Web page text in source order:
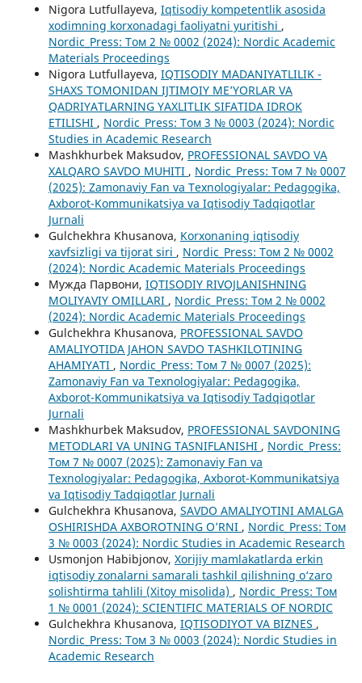
Nigora Lutfullayeva, Iqtisodiy kompetentlik asosida
xodimning korxonadagi faoliyatni yuritishi ,
Nordic_Press: Том 2 № 0002 (2024): Nordic Academic
Materials Proceedings
Nigora Lutfullayeva, IQTISODIY MADANIYATLILIK -
SHAXS TOMONIDAN IJTIMOIY ME’YORLAR VA
QADRIYATLARNING YAXLITLIK SIFATIDA IDROK
ETILISHI , Nordic_Press: Том 3 № 0003 (2024): Nordic
Studies in Academic Research
Mashkhurbek Maksudov, PROFESSIONAL SAVDO VA
XALQARO SAVDO MUHITI , Nordic_Press: Том 7 № 0007
(2025): Zamonaviy Fan va Texnologiyalar: Pedagogika,
Axborot-Kommunikatsiya va Iqtisodiy Tadqiqotlar
Jurnali
Gulchekhra Khusanova, Korxonaning iqtisodiy
xavfsizligi va tijorat siri , Nordic_Press: Том 2 № 0002
(2024): Nordic Academic Materials Proceedings
Мужда Парвони, IQTISODIY RIVOJLANISHNING
MOLIYAVIY OMILLARI , Nordic_Press: Том 2 № 0002
(2024): Nordic Academic Materials Proceedings
Gulchekhra Khusanova, PROFESSIONAL SAVDO
AMALIYOTIDA JAHON SAVDO TASHKILOTINING
AHAMIYATI , Nordic_Press: Том 7 № 0007 (2025):
Zamonaviy Fan va Texnologiyalar: Pedagogika,
Axborot-Kommunikatsiya va Iqtisodiy Tadqiqotlar
Jurnali
Mashkhurbek Maksudov, PROFESSIONAL SAVDONING
METODLARI VA UNING TASNIFLANISHI , Nordic_Press:
Том 7 № 0007 (2025): Zamonaviy Fan va
Texnologiyalar: Pedagogika, Axborot-Kommunikatsiya
va Iqtisodiy Tadqiqotlar Jurnali
Gulchekhra Khusanova, SAVDO AMALIYOTINI AMALGA
OSHIRISHDA AXBOROTNING O’RNI , Nordic_Press: Том
3 № 0003 (2024): Nordic Studies in Academic Research
Usmonjon Habibjonov, Xorijiy mamlakatlarda erkin
iqtisodiy zonalarni samarali tashkil qilishning o‘zaro
solishtirma tahlili (Xitoy misolida) , Nordic_Press: Том
1 № 0001 (2024): SCIENTIFIC MATERIALS OF NORDIC
Gulchekhra Khusanova, IQTISODIYOT VA BIZNES ,
Nordic_Press: Том 3 № 0003 (2024): Nordic Studies in
Academic Research